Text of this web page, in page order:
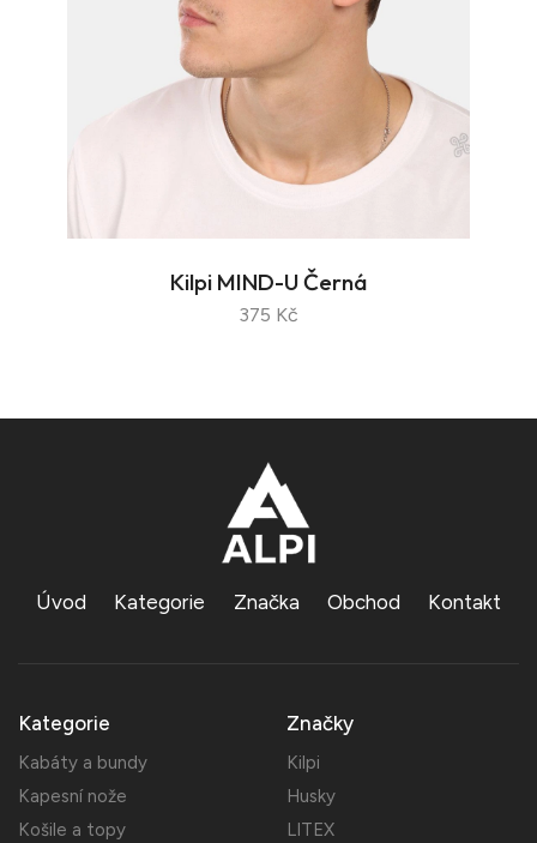
Kilpi MIND-U Černá
375 Kč
Úvod Kategorie Značka Obchod Kontakt
Kategorie
Kabáty a bundy
Kapesní nože
Košile a topy
Značky
Kilpi
Husky
LITEX